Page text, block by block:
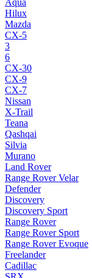
Aqua
Hilux
Mazda
CX-5
3
6
CX-30
CX-9
CX-7
Nissan
X-Trail
Teana
Qashqai
Silvia
Murano
Land Rover
Range Rover Velar
Defender
Discovery
Discovery Sport
Range Rover
Range Rover Sport
Range Rover Evoque
Freelander
Cadillac